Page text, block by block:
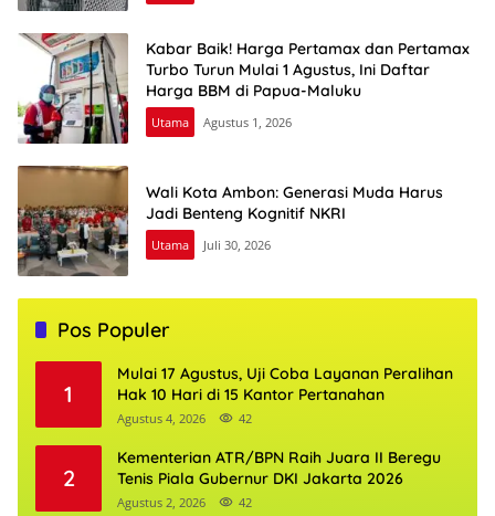
Kabar Baik! Harga Pertamax dan Pertamax
Turbo Turun Mulai 1 Agustus, Ini Daftar
Harga BBM di Papua-Maluku
Utama Agustus 1, 2026
Wali Kota Ambon: Generasi Muda Harus
Jadi Benteng Kognitif NKRI
Utama Juli 30, 2026
Pos Populer
1
Mulai 17 Agustus, Uji Coba Layanan Peralihan
Hak 10 Hari di 15 Kantor Pertanahan
Agustus 4, 2026 42
2
Kementerian ATR/BPN Raih Juara II Beregu
Tenis Piala Gubernur DKI Jakarta 2026
Agustus 2, 2026 42